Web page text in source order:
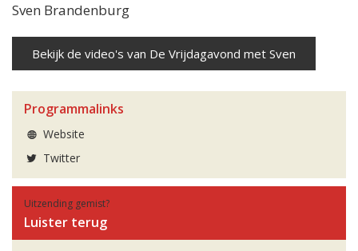
Sven Brandenburg
Bekijk de video's van De Vrijdagavond met Sven
Programmalinks
Website
Twitter
Uitzending gemist?
Luister terug